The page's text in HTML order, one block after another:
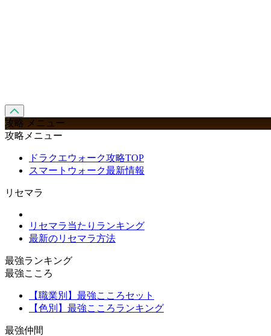
攻略 メニュー
攻略メニュー
ドラクエウォーク攻略TOP
スマートウォーク最新情報
リセマラ
リセマラ当たりランキング
最新のリセマラ方法
最強ランキング
最強こころ
【職業別】最強こころセット
【色別】最強こころランキング
最強仲間